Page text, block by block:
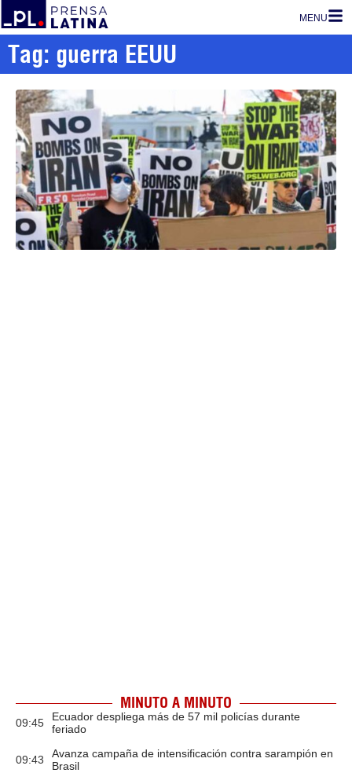
MENU
Tag: guerra EEUU
MINUTO A MINUTO
09:45
Ecuador despliega más de 57 mil policías durante
feriado
09:43
Avanza campaña de intensificación contra sarampión en
Brasil